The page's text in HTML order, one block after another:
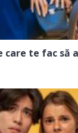
care te fac să